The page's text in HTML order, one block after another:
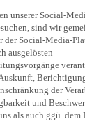
unserer Social-
sind wir
der Social-Media-
ausgelösten
der
und
als auch ggü. dem